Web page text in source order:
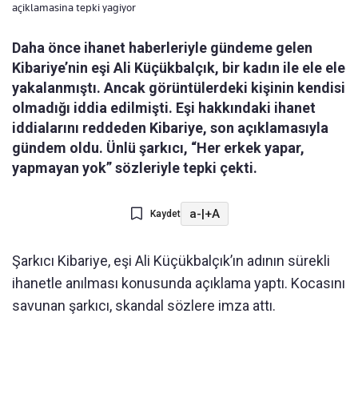
açiklamasina tepki yagiyor
Daha önce ihanet haberleriyle gündeme gelen
Kibariye’nin eşi Ali Küçükbalçık, bir kadın ile ele ele
yakalanmıştı. Ancak görüntülerdeki kişinin kendisi
olmadığı iddia edilmişti. Eşi hakkındaki ihanet
iddialarını reddeden Kibariye, son açıklamasıyla
gündem oldu. Ünlü şarkıcı, “Her erkek yapar,
yapmayan yok” sözleriyle tepki çekti.
Kaydet a-|+A
Şarkıcı Kibariye, eşi Ali Küçükbalçık’ın adının sürekli
ihanetle anılması konusunda açıklama yaptı. Kocasını
savunan şarkıcı, skandal sözlere imza attı.